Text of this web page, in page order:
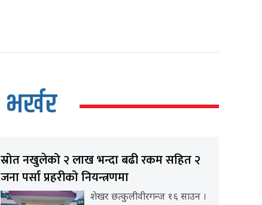
भर्खर
स्रोत नखुलेको २ लाख भन्दा बढी रकम सहित २
जना पर्सा प्रहरीको नियन्त्रणमा
शेखर छत्कुलीवीरगन्ज १६ साउन ।